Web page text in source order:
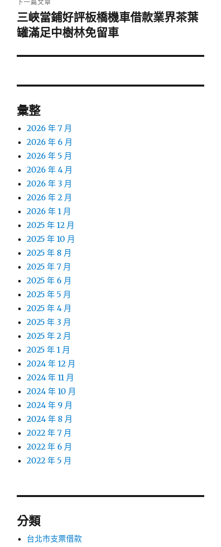
下
一
文
三峽當鋪好評板橋機車借款業界茶葉
罐滿足中樹林免留車
彙整
2026 年 7 月
2026 年 6 月
2026 年 5 月
2026 年 4 月
2026 年 3 月
2026 年 2 月
2026 年 1 月
2025 年 12 月
2025 年 10 月
2025 年 8 月
2025 年 7 月
2025 年 6 月
2025 年 5 月
2025 年 4 月
2025 年 3 月
2025 年 2 月
2025 年 1 月
2024 年 12 月
2024 年 11 月
2024 年 10 月
2024 年 9 月
2024 年 8 月
2022 年 7 月
2022 年 6 月
2022 年 5 月
分類
台北市支票借款